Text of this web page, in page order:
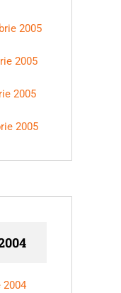
2005
2005
2005
2005
2004